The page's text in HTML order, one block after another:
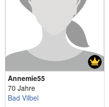
Annemie55
70 Jahre
Bad Vilbel